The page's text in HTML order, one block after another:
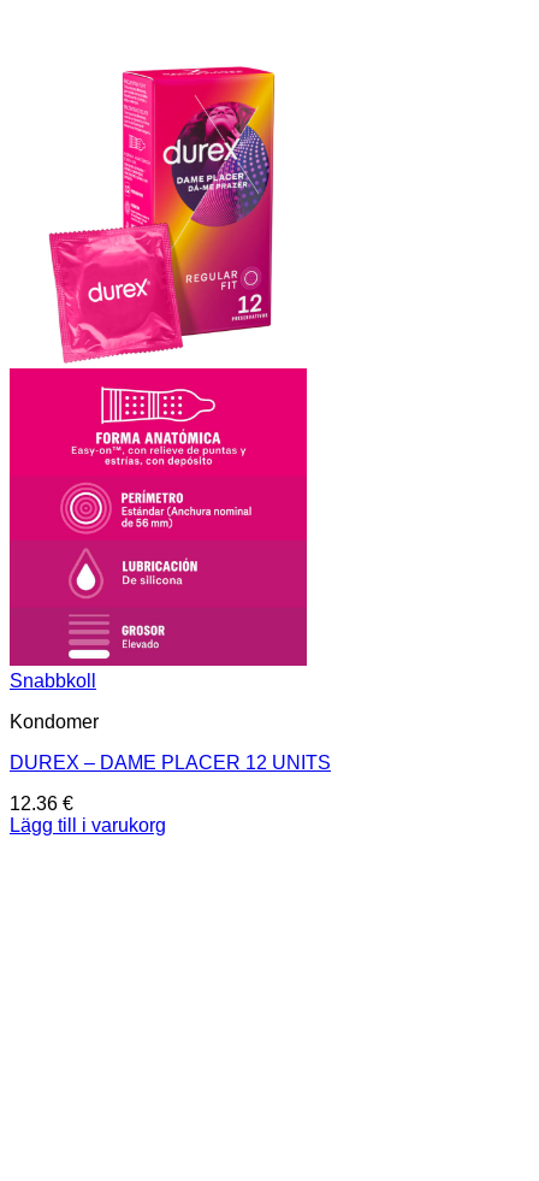
Snabbkoll
Kondomer
DUREX – DAME PLACER 12 UNITS
12.36 €
Lägg till i varukorg